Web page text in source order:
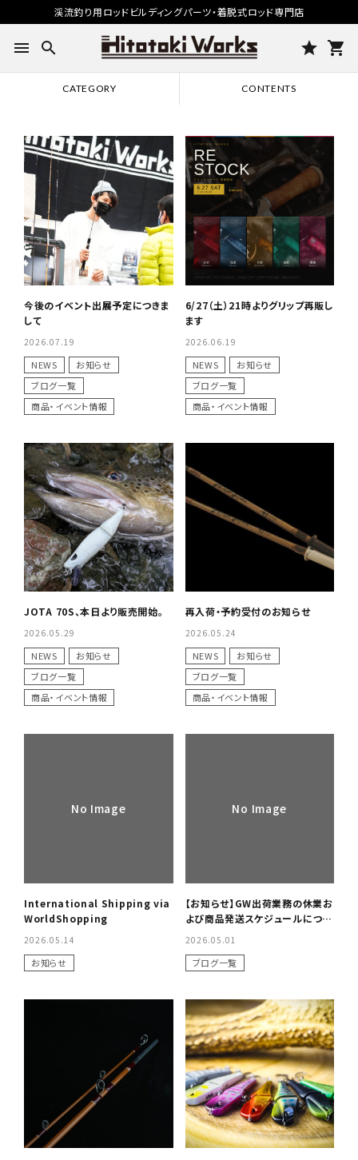
渓流釣り用ロッドビルディングパーツ・着脱式ロッド専門店
menu search star shopping_cart
CATEGORY CONTENTS
今後のイベント出展予定につきま
して
2026.07.19
NEWS
お知らせ
ブログ一覧
商品・イベント情報
6/27（土）21時よりグリップ再販し
ます
2026.06.19
NEWS
お知らせ
ブログ一覧
商品・イベント情報
JOTA 70S、本日より販売開始。
2026.05.29
NEWS
お知らせ
ブログ一覧
商品・イベント情報
再入荷・予約受付のお知らせ
2026.05.24
NEWS
お知らせ
ブログ一覧
商品・イベント情報
No Image
International Shipping via
WorldShopping
2026.05.14
お知らせ
No Image
【お知らせ】GW出荷業務の休業お
よび商品発送スケジュールについ
2026.05.01
ブログ一覧